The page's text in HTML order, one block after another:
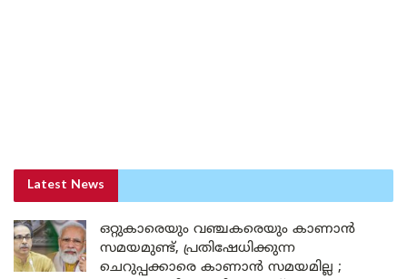
Latest News
ഒറ്റുകാരെയും വഞ്ചകരെയും കാണാൻ
സമയമുണ്ട്, പ്രതിഷേധിക്കുന്ന
ചെറുപ്പക്കാരെ കാണാൻ സമയമില്ല ;